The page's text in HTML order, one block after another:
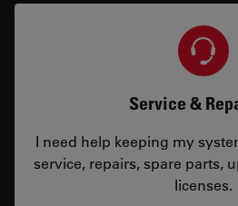
Service &
I need help keeping my
service, repairs, spare parts,
licenses.